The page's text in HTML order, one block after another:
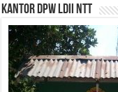
Kantor DPW LDII NTT